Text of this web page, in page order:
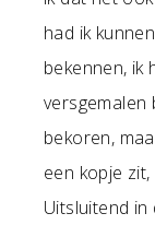
had ik
bekennen, ik
versgemalen
bekoren,
een kopje
Uitsluitend in